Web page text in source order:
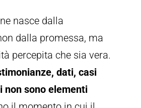
nasce dalla
dalla promessa, ma
percepita che sia vera.
dati, casi
non sono elementi